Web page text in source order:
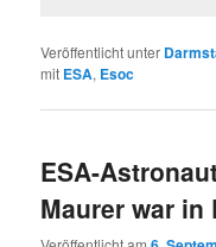
Veröffentlicht unter
mit ESA, Esoc
ESA-
Maurer war in